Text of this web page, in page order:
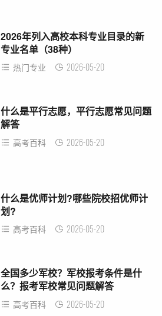
2026年列入高校本科专业目录的新
专业名单（38种）
热门专业 2026-05-20
什么是平行志愿，平行志愿常见问题
解答
高考百科 2026-05-20
什么是优师计划?哪些院校招优师计
划?
高考百科 2026-05-20
全国多少军校？军校报考条件是什
么？报考军校常见问题解答
高考百科 2026-05-20